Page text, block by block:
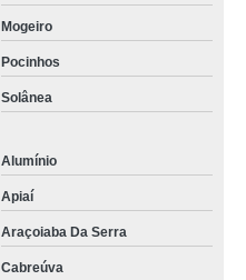
Mogeiro
Pocinhos
Solânea
Alumínio
Apiaí
Araçoiaba Da Serra
Cabreúva